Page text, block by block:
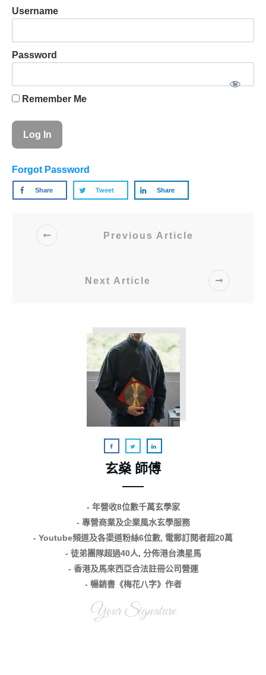
Username
Password
Remember Me
Forgot Password
Share Tweet Share
Previous Article
Next Article
玄燊 師傅
- 年營收8位數千萬玄學家
- 專營商業及企業風水玄學服務
- Youtube頻道及各渠道粉絲6位數, 電郵訂閱者超20萬
- 徒弟團隊超過40人, 分佈港台澳星馬
- 香港及馬來西亞合法註冊公司營運
- 暢銷書《梅花八字》作者
Your Signature